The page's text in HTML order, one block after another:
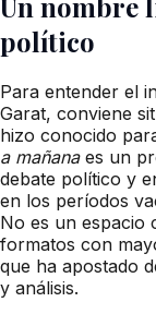
político
Para entender el
Garat, conviene
hizo conocido
a mañanaes un
debate político y
en los períodos
No es un espacio
formatos con
que ha apostado
y análisis.